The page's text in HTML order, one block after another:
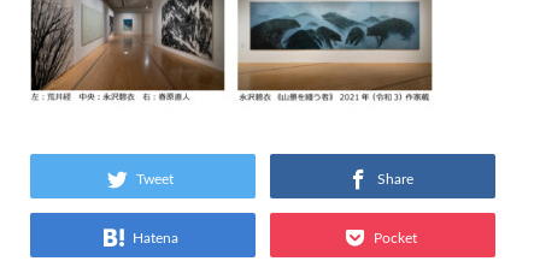
Tweet Share
Hatena Pocket